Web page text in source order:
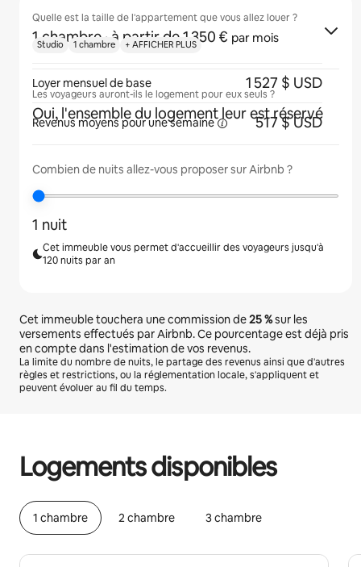
Quelle est la taille de l'appartement que vous allez louer ?
1 chambre · à partir de 1 350 € par mois
Les voyageurs auront-ils le logement pour eux seuls ?
Oui, l'ensemble du logement leur est réservé
Combien de nuits allez-vous proposer sur Airbnb ?
1 nuit
Cet immeuble vous permet d'accueillir des voyageurs jusqu'à
120 nuits par an
Cet immeuble touchera une commission de25 %sur les
versements effectués par Airbnb. Ce pourcentage est déjà pris
en compte dans l'estimation de vos revenus.
La limite du nombre de nuits, le partage des revenus ainsi que d'autres
règles et restrictions, ou la réglementation locale, s'appliquent et
peuvent évoluer au fil du temps.
Logements disponibles
1 chambre 2 chambre 3 chambre
Studio 1 chambre + AFFICHER PLUS
Loyer mensuel de base 1 527 $ USD
Revenus moyens pour unesemaine 517 $ USD